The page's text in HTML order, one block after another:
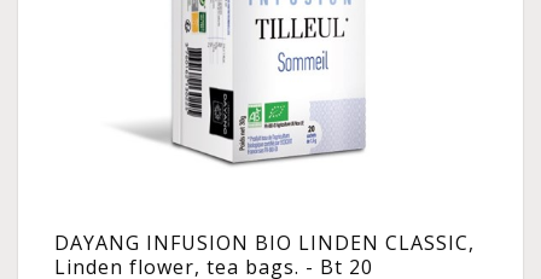
DAYANG INFUSION BIO LINDEN CLASSIC,
Linden flower, tea bags. - Bt 20